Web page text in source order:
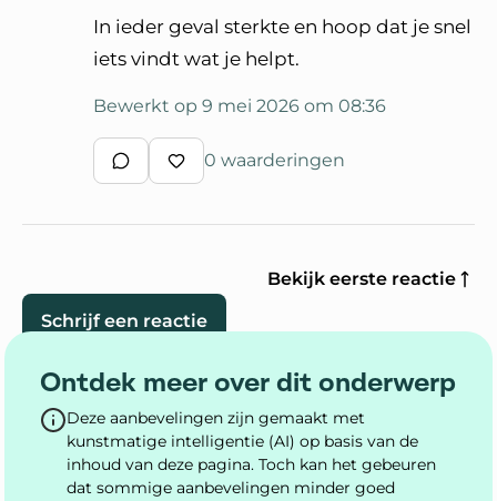
In ieder geval sterkte en hoop dat je snel
iets vindt wat je helpt.
Bewerkt op 9 mei 2026 om 08:36
Schrijf een reactie
Waardeer reactie
0 waarderingen
Bekijk eerste reactie
Schrijf een reactie
Ontdek meer over dit onderwerp
Deze aanbevelingen zijn gemaakt met
kunstmatige intelligentie (AI) op basis van de
inhoud van deze pagina. Toch kan het gebeuren
dat sommige aanbevelingen minder goed